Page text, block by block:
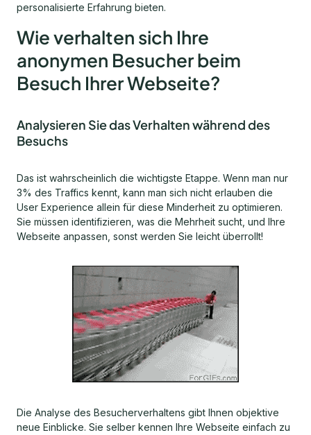
personalisierte Erfahrung bieten.
Wie verhalten sich Ihre
anonymen Besucher beim
Besuch Ihrer Webseite?
Analysieren Sie das Verhalten während des
Besuchs
Das ist wahrscheinlich die wichtigste Etappe. Wenn man nur
3% des Traffics kennt, kann man sich nicht erlauben die
User Experience allein für diese Minderheit zu optimieren.
Sie müssen identifizieren, was die Mehrheit sucht, und Ihre
Webseite anpassen, sonst werden Sie leicht überrollt!
Die Analyse des Besucherverhaltens gibt Ihnen objektive
neue Einblicke. Sie selber kennen Ihre Webseite einfach zu